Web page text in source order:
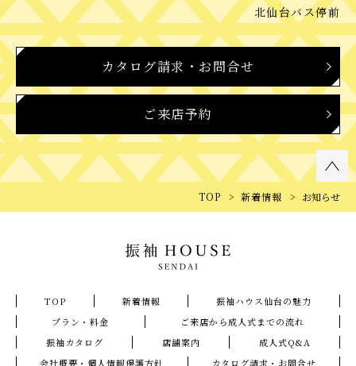
北仙台バス停前
カタログ請求・お問合せ
ご来店予約
TOP 新着情報 お知らせ
TOP 新着情報
振袖ハウス仙台の魅力
プラン・料金
ご来店から成人式までの流れ
振袖カタログ
店舗案内
成人式Q&A
会社概要・個人情報保護方針
カタログ請求・お問合せ